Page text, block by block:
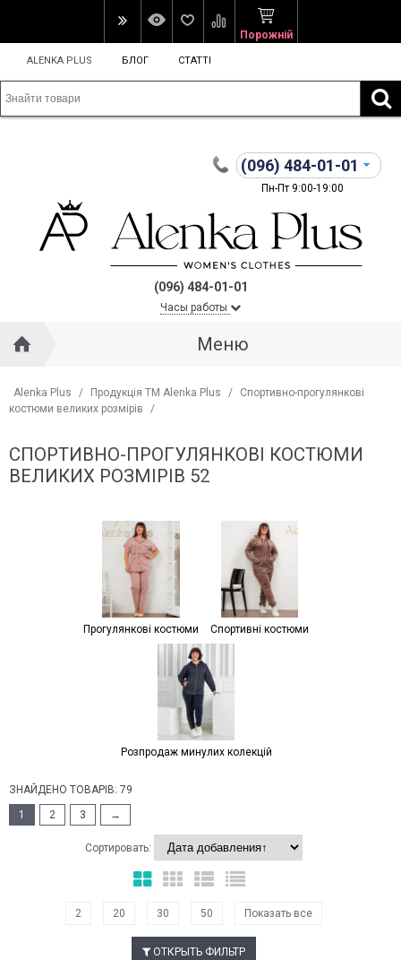
Порожній
ALENKA PLUS БЛОГ СТАТТІ
(096) 484-01-01
Пн-Пт 9:00-19:00
(096) 484-01-01
Часы работы
Меню
Alenka Plus / Продукція ТМ Alenka Plus /
Спортивно-прогулянкові
костюми великих розмірів
/
СПОРТИВНО-ПРОГУЛЯНКОВІ КОСТЮМИ
ВЕЛИКИХ РОЗМІРІВ 52
Прогулянкові костюми Спортивні костюми
Розпродаж минулих колекцій
ЗНАЙДЕНО ТОВАРІВ: 79
1
2 3 →
Сортировать:
2 20 30 50 Показать все
ОТКРЫТЬ ФИЛЬТР